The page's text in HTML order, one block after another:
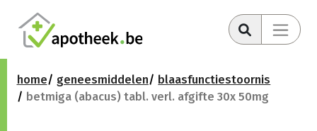
home geneesmiddelen
blaasfunctiestoornis
betmiga (abacus) tabl. verl. afgifte 30x 50mg